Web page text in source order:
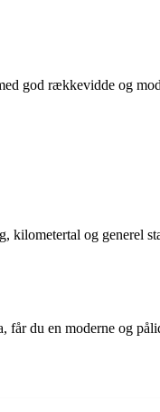
god rækkevidde og
og generel
du en moderne og